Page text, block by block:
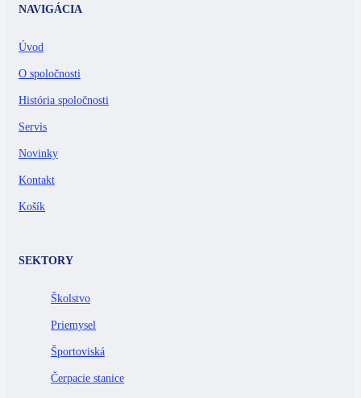
NAVIGÁCIA
Úvod
O spoločnosti
História spoločnosti
Servis
Novinky
Kontakt
Košík
SEKTORY
Školstvo
Priemysel
Športoviská
Čerpacie stanice